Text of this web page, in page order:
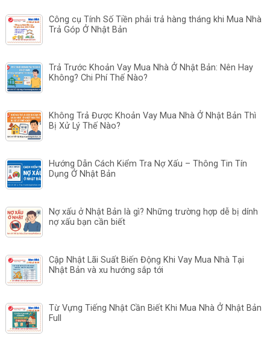
Công cụ Tính Số Tiền phải trả hàng tháng khi Mua Nhà
Trả Góp Ở Nhật Bản
Trả Trước Khoản Vay Mua Nhà Ở Nhật Bản: Nên Hay
Không? Chi Phí Thế Nào?
Không Trả Được Khoản Vay Mua Nhà Ở Nhật Bản Thì
Bị Xử Lý Thế Nào?
Hướng Dẫn Cách Kiểm Tra Nợ Xấu – Thông Tin Tín
Dụng Ở Nhật Bản
Nợ xấu ở Nhật Bản là gì? Những trường hợp dễ bị dính
nợ xấu bạn cần biết
Cập Nhật Lãi Suất Biến Động Khi Vay Mua Nhà Tại
Nhật Bản và xu hướng sắp tới
Từ Vựng Tiếng Nhật Cần Biết Khi Mua Nhà Ở Nhật Bản
Full